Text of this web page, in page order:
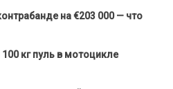
на €203 000 — что
кг пуль в мотоцикле